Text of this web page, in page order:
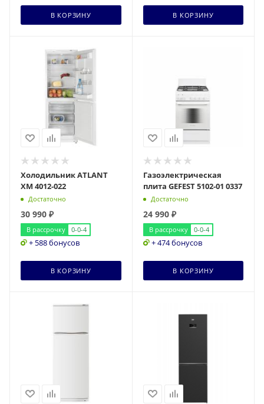
В КОРЗИНУ В КОРЗИНУ
Холодильник ATLANT
ХМ 4012-022
Достаточно
30 990 ₽
В рассрочку 0-0-4
+ 588 бонусов
В КОРЗИНУ
Газоэлектрическая
плита GEFEST 5102-01 0337
Достаточно
24 990₽
В рассрочку 0-0-4
+ 474 бонусов
В КОРЗИНУ